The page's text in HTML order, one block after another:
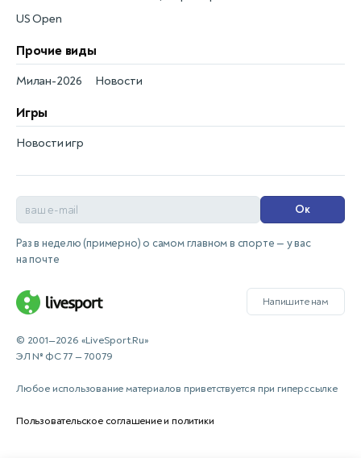
US Open
Прочие виды
Новости
Милан-2026
Игры
Новости игр
Ок
Раз в неделю (примерно) о самом главном в спорте — у вас
на почте
Напишите нам
© 2001—2026 «LiveSport.Ru»
ЭЛ № ФС 77 — 70079
Любое использование материалов приветствуется при гиперссылке
Пользовательское соглашение и политики